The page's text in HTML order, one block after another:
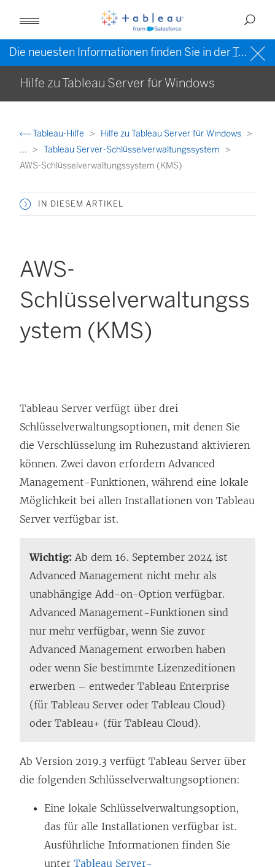
Die neuesten Informationen finden Sie in derTableau-Hilfe in englischer Sprache (US)
Hilfe zu Tableau Server für Windows
Tableau-Hilfe
Hilfe zu Tableau Server für Windows
...
Tableau Server-Schlüsselverwaltungssystem
AWS-Schlüsselverwaltungssystem (KMS)
IN DIESEM ARTIKEL
AWS-
Schlüsselverwaltungss
ystem (KMS)
Tableau Server verfügt über drei
Schlüsselverwaltungsoptionen, mit denen Sie
die Verschlüsselung im Ruhezustand aktivieren
können. Zwei davon erfordernAdvanced
Management-Funktionen, während eine lokale
Möglichkeit bei allen Installationen von Tableau
Server verfügbar ist.
Wichtig: Ab dem 16. September 2024 ist
Advanced Management nicht mehr als
unabhängige Add-on-Option verfügbar.
Advanced Management-Funktionen sind
nur mehr verfügbar, wenn Sie zuvor
Advanced Management erworben haben
oder wenn Sie bestimmte Lizenzeditionen
erwerben – entweder Tableau Enterprise
(für Tableau Server oder Tableau Cloud)
oder Tableau+ (für Tableau Cloud).
Ab Version 2019.3 verfügt Tableau Server über
die folgenden Schlüsselverwaltungsoptionen:
Eine lokale Schlüsselverwaltungsoption,
das für alle Installationen verfügbar ist.
Ausführliche Informationen finden Sie
unter Tableau Server-